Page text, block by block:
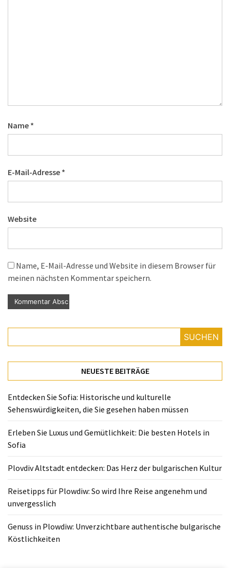
Name *
E-Mail-Adresse *
Website
Name, E-Mail-Adresse und Website in diesem Browser für
meinen nächsten Kommentar speichern.
SUCHEN
NEUESTE BEITRÄGE
Entdecken Sie Sofia: Historische und kulturelle
Sehenswürdigkeiten, die Sie gesehen haben müssen
Erleben Sie Luxus und Gemütlichkeit: Die besten Hotels in
Sofia
Plovdiv Altstadt entdecken: Das Herz der bulgarischen Kultur
Reisetipps für Plowdiw: So wird Ihre Reise angenehm und
unvergesslich
Genuss in Plowdiw: Unverzichtbare authentische bulgarische
Köstlichkeiten